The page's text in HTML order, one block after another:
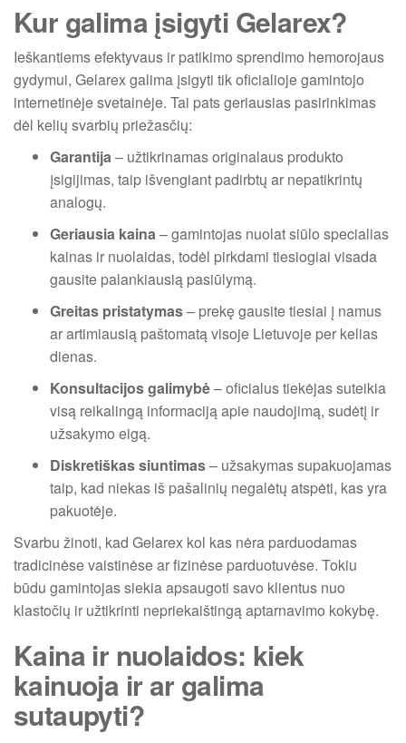
Kur galima įsigyti Gelarex?
Ieškantiems efektyvaus ir patikimo sprendimo hemorojaus
gydymui, Gelarex galima įsigyti tik oficialioje gamintojo
internetinėje svetainėje. Tai pats geriausias pasirinkimas
dėl kelių svarbių priežasčių:
Garantija– užtikrinamas originalaus produkto
įsigijimas, taip išvengiant padirbtų ar nepatikrintų
analogų.
Geriausia kaina– gamintojas nuolat siūlo specialias
kainas ir nuolaidas, todėl pirkdami tiesiogiai visada
gausite palankiausią pasiūlymą.
Greitas pristatymas– prekę gausite tiesiai į namus
ar artimiausią paštomatą visoje Lietuvoje per kelias
dienas.
Konsultacijos galimybė– oficialus tiekėjas suteikia
visą reikalingą informaciją apie naudojimą, sudėtį ir
užsakymo eigą.
Diskretiškas siuntimas– užsakymas supakuojamas
taip, kad niekas iš pašalinių negalėtų atspėti, kas yra
pakuotėje.
Svarbu žinoti, kad Gelarex kol kas nėra parduodamas
tradicinėse vaistinėse ar fizinėse parduotuvėse. Tokiu
būdu gamintojas siekia apsaugoti savo klientus nuo
klastočių ir užtikrinti nepriekaištingą aptarnavimo kokybę.
Kaina ir nuolaidos: kiek
kainuoja ir ar galima
sutaupyti?